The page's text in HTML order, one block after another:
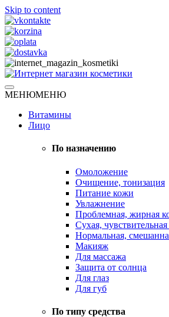
Skip to content
Интернет магазин
Натуральная косметика
МЕНЮМЕНЮ
Витамины
Лицо
По назначению
Омоложение
Очищение, тонизация
Питание кожи
Увлажнение
Проблемная, жирная
Сухая,
Нормальная,
Макияж
Для массажа
Защита от солнца
Для глаз
Для губ
По типу средства